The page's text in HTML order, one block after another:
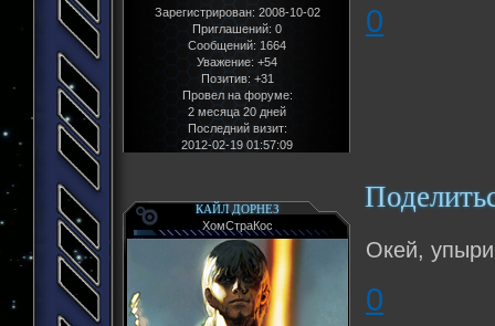
Зарегистрирован: 2008-10-02
Приглашений: 0
Сообщений: 1664
Уважение: +54
Позитив: +31
Провел на форуме:
2 месяца 20 дней
Последний визит:
2012-02-19 01:57:09
0
КАЙЛ ДОРНЕЗ
ХомСтраКос
Окей,
0